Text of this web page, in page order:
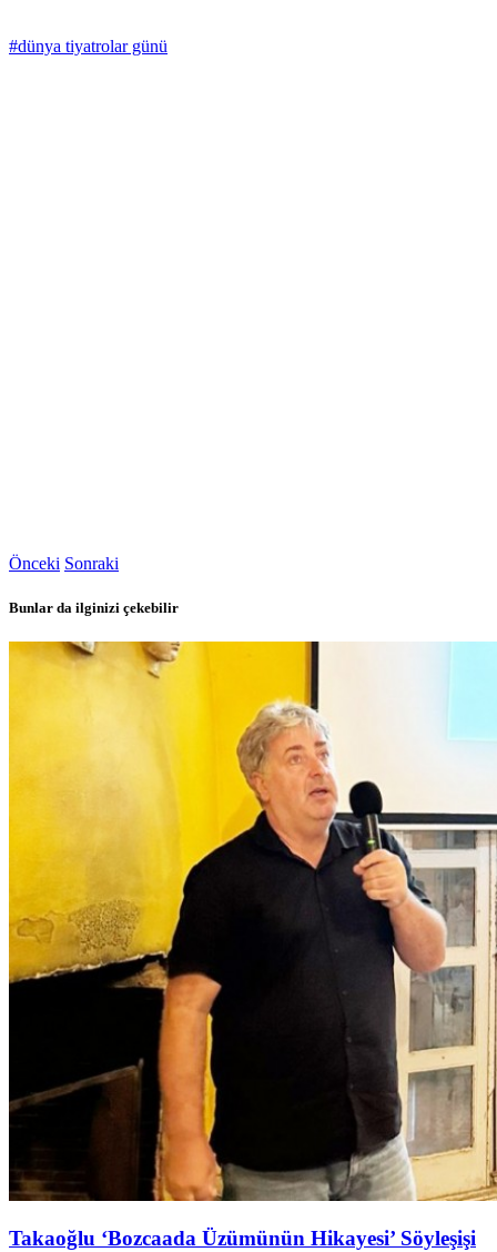
#dünya tiyatrolar günü
Önceki Sonraki
Bunlar da ilginizi çekebilir
Takaoğlu ‘Bozcaada Üzümünün Hikayesi’ Söyleşişi